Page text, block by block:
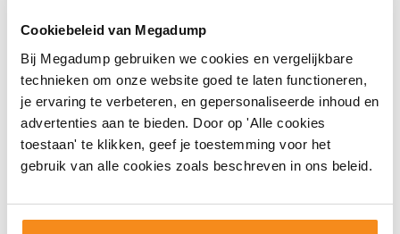
Cookiebeleid van Megadump
Bij Megadump gebruiken we cookies en vergelijkbare
technieken om onze website goed te laten functioneren,
je ervaring te verbeteren, en gepersonaliseerde inhoud en
advertenties aan te bieden. Door op 'Alle cookies
toestaan' te klikken, geef je toestemming voor het
gebruik van alle cookies zoals beschreven in ons beleid.
en tag @megadumpnl. Samen bouwen we een
inspirerende omgeving vol met unieke
badkamerstijlen. Doe je mee?